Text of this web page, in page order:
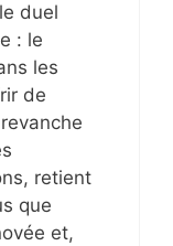
duel
: le
les
de
retient
que
et,